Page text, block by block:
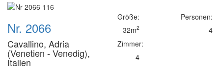
Nr. 2066
Cavallino, Adria
(Venetien - Venedig),
Italien
Größe:
32m2
Zimmer:
4
Personen:
4